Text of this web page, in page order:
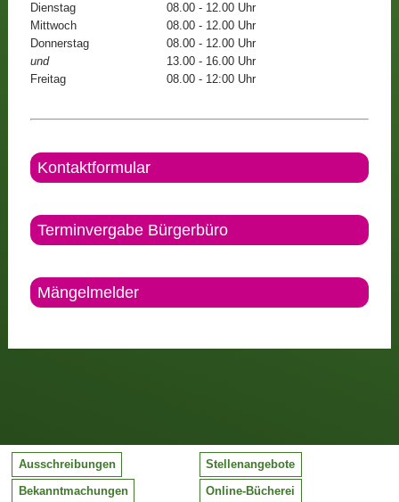
Dienstag
08.00 - 12.00 Uhr
Mittwoch
08.00 - 12.00 Uhr
Donnerstag
08.00 - 12.00 Uhr
und
13.00 - 16.00 Uhr
Freitag
08.00 - 12:00 Uhr
Kontaktformular
Terminvergabe Bürgerbüro
Mängelmelder
Ausschreibungen Stellenangebote
Bekanntmachungen Online-Bücherei